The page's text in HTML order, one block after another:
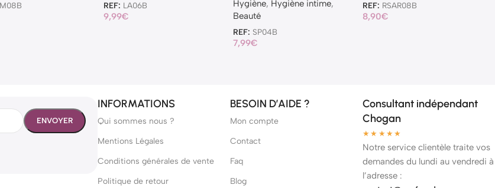
REF: LA06B
9,99€
Hygiène, Hygiène intime,
Beauté
REF: SP04B
7,99€
REF: RSAR08B
8,90€
INFORMATIONS
Qui sommes nous ?
Mentions Légales
Conditions générales de vente
Politique de retour
BESOIN D’AIDE ?
Mon compte
Contact
Faq
Blog
Consultant indépendant
Chogan
★★★★★
Notre service clientèle traite vos
demandes du lundi au vendredi à
l’adresse :